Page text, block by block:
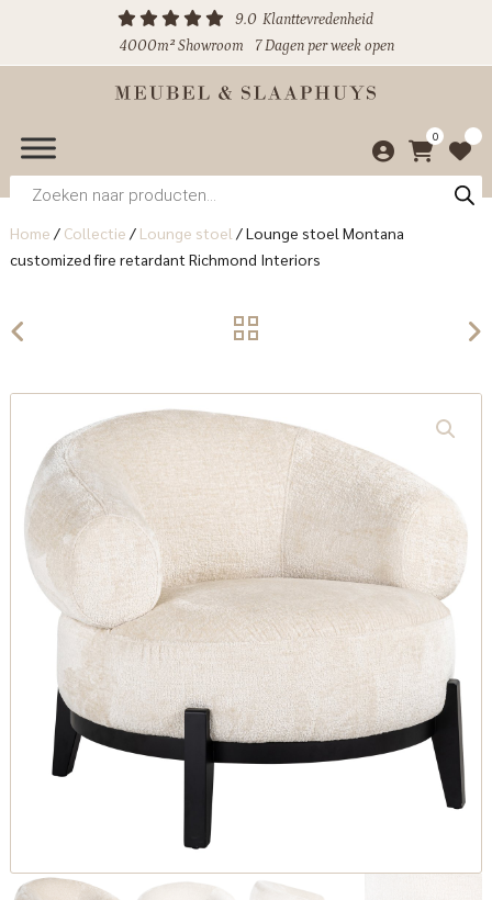
9.0 Klanttevredenheid
4000m² Showroom
7 Dagen per week open
0
Producten
zoeken
Home / Collectie / Lounge stoel /Lounge stoel Montana
customized fire retardant Richmond Interiors